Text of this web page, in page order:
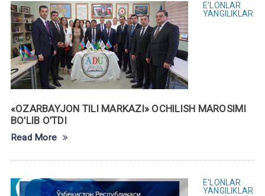
E'LONLAR
YANGILIKLAR
«OZARBAYJON TILI MARKAZI» OCHILISH MAROSIMI
BO’LIB O’TDI
Read More
E'LONLAR
YANGILIKLAR